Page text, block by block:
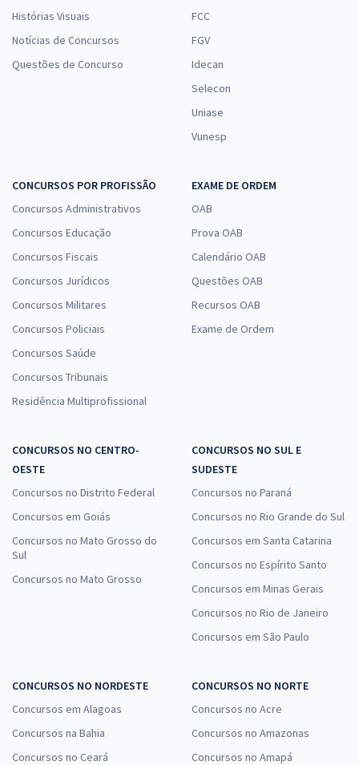
Histórias Visuais
Notícias de Concursos
Questões de Concurso
FCC
FGV
Idecan
Selecon
Uniase
Vunesp
CONCURSOS POR PROFISSÃO
Concursos Administrativos
Concursos Educação
Concursos Fiscais
Concursos Jurídicos
Concursos Militares
Concursos Policiais
Concursos Saúde
Concursos Tribunais
Residência Multiprofissional
EXAME DE ORDEM
OAB
Prova OAB
Calendário OAB
Questões OAB
Recursos OAB
Exame de Ordem
CONCURSOS NO CENTRO-
OESTE
Concursos no Distrito Federal
Concursos em Goiás
Concursos no Mato Grosso do
Sul
Concursos no Mato Grosso
CONCURSOS NO SUL E
SUDESTE
Concursos no Paraná
Concursos no Rio Grande do Sul
Concursos em Santa Catarina
Concursos no Espírito Santo
Concursos em Minas Gerais
Concursos no Rio de Janeiro
Concursos em São Paulo
CONCURSOS NO NORDESTE
Concursos em Alagoas
Concursos na Bahia
Concursos no Ceará
CONCURSOS NO NORTE
Concursos no Acre
Concursos no Amazonas
Concursos no Amapá